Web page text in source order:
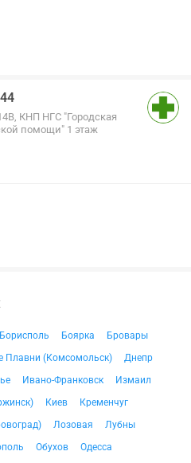
КНП НГС "Городская
помощи" 1 этаж
Борисполь Боярка
Бровары
Плавни (Комсомольск)
Днепр
Ивано-Франковск
Измаил
Киев
Кременчуг
Лозовая
Лубны
Обухов
Одесса